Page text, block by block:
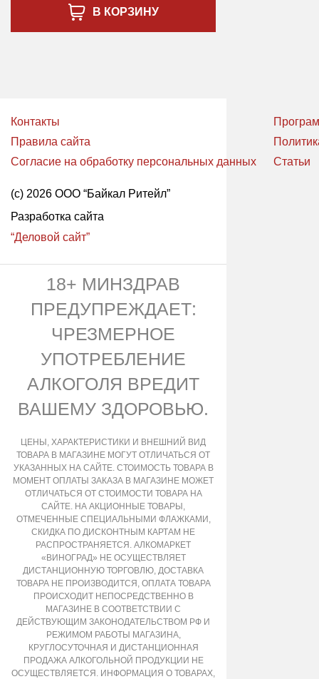
В КОРЗИНУ
Контакты
Правила сайта
Согласие на обработку персональных данных
Статьи
(с) 2026 ООО “Байкал Ритейл”
Разработка сайта
“Деловой сайт”
18+ МИНЗДРАВ
ПРЕДУПРЕЖДАЕТ:
ЧРЕЗМЕРНОЕ
УПОТРЕБЛЕНИЕ
АЛКОГОЛЯ ВРЕДИТ
ВАШЕМУ ЗДОРОВЬЮ.
ЦЕНЫ, ХАРАКТЕРИСТИКИ И ВНЕШНИЙ ВИД
ТОВАРА В МАГАЗИНЕ МОГУТ ОТЛИЧАТЬСЯ ОТ
УКАЗАННЫХ НА САЙТЕ. СТОИМОСТЬ ТОВАРА В
МОМЕНТ ОПЛАТЫ ЗАКАЗА В МАГАЗИНЕ МОЖЕТ
ОТЛИЧАТЬСЯ ОТ СТОИМОСТИ ТОВАРА НА
САЙТЕ. НА АКЦИОННЫЕ ТОВАРЫ,
ОТМЕЧЕННЫЕ СПЕЦИАЛЬНЫМИ ФЛАЖКАМИ,
СКИДКА ПО ДИСКОНТНЫМ КАРТАМ НЕ
РАСПРОСТРАНЯЕТСЯ. АЛКОМАРКЕТ
«ВИНОГРАД» НЕ ОСУЩЕСТВЛЯЕТ
ДИСТАНЦИОННУЮ ТОРГОВЛЮ, ДОСТАВКА
ТОВАРА НЕ ПРОИЗВОДИТСЯ, ОПЛАТА ТОВАРА
ПРОИСХОДИТ НЕПОСРЕДСТВЕННО В
МАГАЗИНЕ В СООТВЕТСТВИИ С
ДЕЙСТВУЮЩИМ ЗАКОНОДАТЕЛЬСТВОМ РФ И
РЕЖИМОМ РАБОТЫ МАГАЗИНА,
КРУГЛОСУТОЧНАЯ И ДИСТАНЦИОННАЯ
ПРОДАЖА АЛКОГОЛЬНОЙ ПРОДУКЦИИ НЕ
ОСУЩЕСТВЛЯЕТСЯ. ИНФОРМАЦИЯ О ТОВАРАХ,